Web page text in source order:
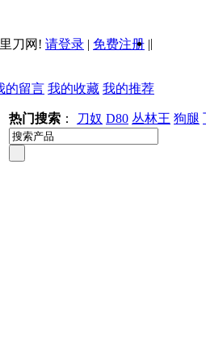
刀网! 请登录 | 免费注册 ||
的留言 我的收藏 我的推荐
热门搜索 ： 刀奴 D80 丛林王 狗腿